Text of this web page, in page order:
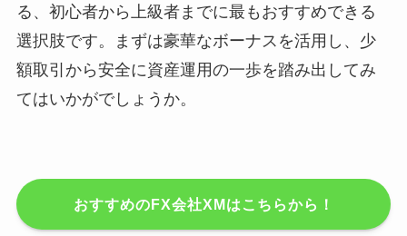
る、初心者から上級者までに最もおすすめできる
選択肢です。まずは豪華なボーナスを活用し、少
額取引から安全に資産運用の一歩を踏み出してみ
てはいかがでしょうか。
おすすめのFX会社XMはこちらから！